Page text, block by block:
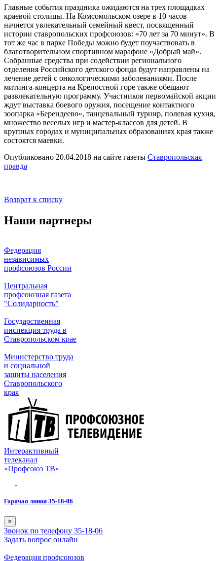
Главные события праздника ожидаются на трех площадках
краевой столицы. На Комсомольском озере в 10 часов
начнется увлекательный семейный квест, посвященный
истории ставропольских профсоюзов: «70 лет за 70 минут». В
тот же час в парке Победы можно будет поучаствовать в
благотворительном спортивном марафоне «Добрый май».
Собранные средства при содействии регионального
отделения Российского детского фонда будут направлены на
лечение детей с онкологическими заболеваниями. После
митинга-концерта на Крепостной горе также обещают
развлекательную программу. Участников первомайской акции
ждут выставка боевого оружия, посещение контактного
зоопарка «Берендеево», танцевальный турнир, полевая кухня,
множество веселых игр и мастер-классов для детей. В
крупных городах и муниципальных образованиях края также
состоятся маевки.
Опубликовано 20.04.2018 на сайте газеты Ставропольская
правда
Возврат к списку
Наши партнеры
Федерация
независимых
профсоюзов России
Центральная
профсоюзная газета
"Солидарность”
Государственная
инспекция труда в
Ставропольском крае
Министерство труда
и социальной
защиты населения
Ставропольского
края
Интерактивный
телеканал
«Профсоюз ТВ»
Горячая линия 35-18-06
×
Звонок по телефону 35-18-06
Задать вопрос онлайн
Федерация профсоюзов